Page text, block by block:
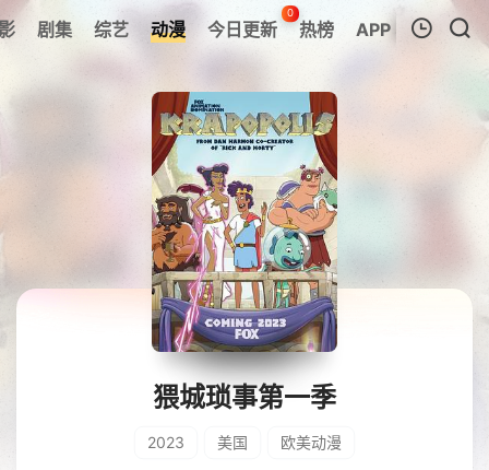
剧集 综艺 动漫 今日更新
0
热榜 APP
暂无观看影片的记录
猥城琐事第一季
2023 美国 欧美动漫